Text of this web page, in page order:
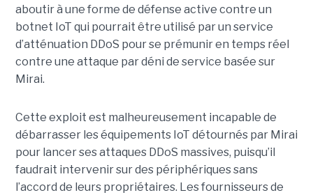
aboutir à une forme de défense active contre un
botnet IoT qui pourrait être utilisé par un service
d’atténuation DDoS pour se prémunir en temps réel
contre une attaque par déni de service basée sur
Mirai.
Cette exploit est malheureusement incapable de
débarrasser les équipements IoT détournés par Mirai
pour lancer ses attaques DDoS massives, puisqu’il
faudrait intervenir sur des périphériques sans
l’accord de leurs propriétaires. Les fournisseurs de